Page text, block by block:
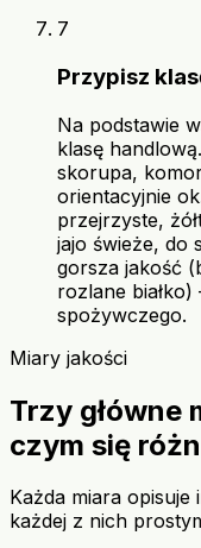
7
Przypisz
Na podstawie
klasę
skorupa,
orientacyjnie
przejrzyste,
jajo świeże, do
gorsza jakość
rozlane
spożywczego.
Miary jakości
Trzy główne
czym się
Każda miara opisuje
każdej z nich